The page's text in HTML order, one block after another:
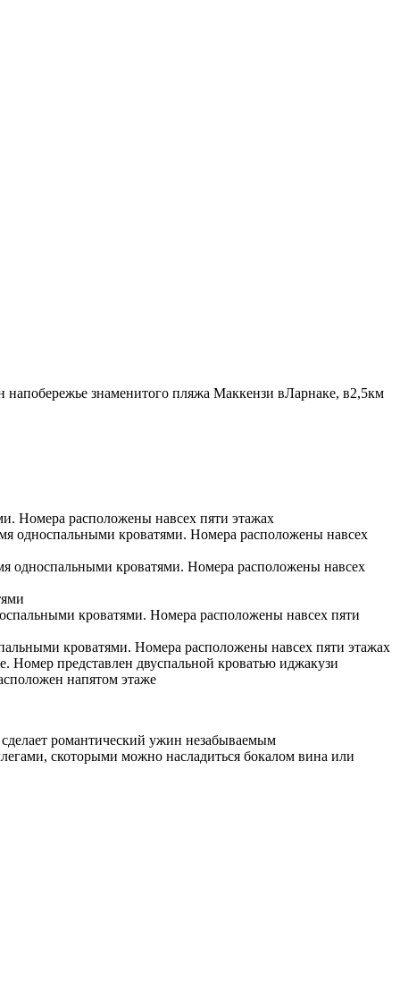
знаменитого пляжа Маккензи вЛарнаке, в2,5км
Номера расположены навсех пяти этажах
односпальными кроватями. Номера расположены навсех
односпальными кроватями. Номера расположены навсех
кроватями. Номера расположены навсех пяти
кроватями. Номера расположены навсех пяти этажах
представлен двуспальной кроватью иджакузи
напятом этаже
романтический ужин незабываемым
скоторыми можно насладиться бокалом вина или